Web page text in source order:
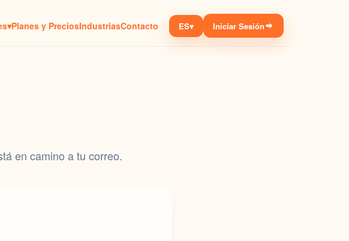
▾Planes y PreciosIndustriasContacto ES▾ Iniciar Sesión
en camino a tu correo.